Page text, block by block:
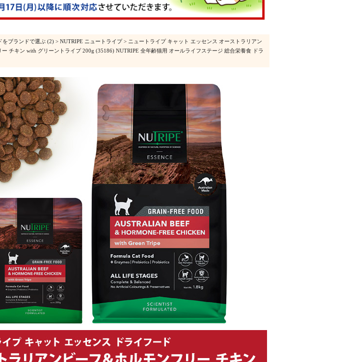
をブランドで選ぶ (2) > NUTRIPE ニュートライプ > ニュートライプ キャット エッセンス オーストラリアン
ー チキン with グリーントライプ 200g (35186) NUTRIPE 全年齢猫用 オールライフステージ 総合栄養食 ドラ